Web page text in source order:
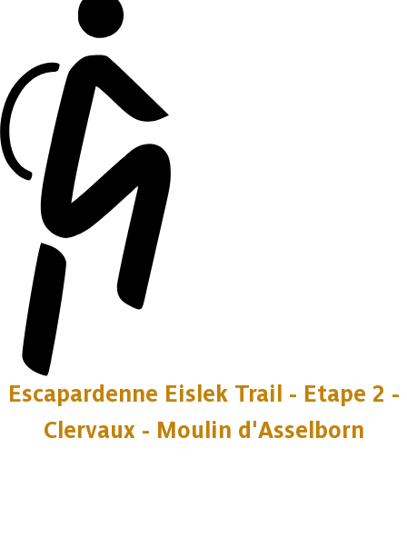
Escapardenne Eislek Trail - Etape 2 -
Clervaux - Moulin d'Asselborn